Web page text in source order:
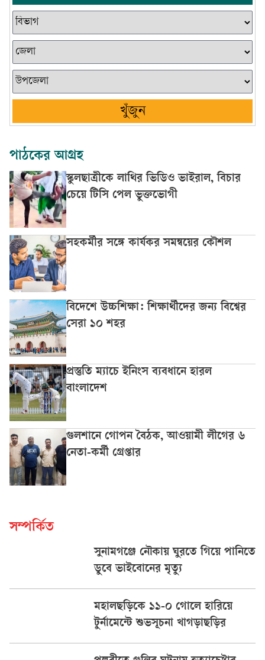
খুঁজুন
পাঠকের আগ্রহ
স্কুলছাত্রীকে লাথির ভিডিও ভাইরাল, বিচার
চেয়ে টিসি পেল ভুক্তভোগী
সহকর্মীর সঙ্গে কার্যকর সমন্বয়ের কৌশল
বিদেশে উচ্চশিক্ষা: শিক্ষার্থীদের জন্য বিশ্বের
সেরা ১০ শহর
প্রস্তুতি ম্যাচে ইনিংস ব্যবধানে হারল
বাংলাদেশ
গুলশানে গোপন বৈঠক, আওয়ামী লীগের ৬
নেতা-কর্মী গ্রেপ্তার
সম্পর্কিত
সুনামগঞ্জে নৌকায় ঘুরতে গিয়ে পানিতে
ডুবে ভাইবোনের মৃত্যু
মহালছড়িকে ১১-০ গোলে হারিয়ে
টুর্নামেন্টে শুভসূচনা খাগড়াছড়ির